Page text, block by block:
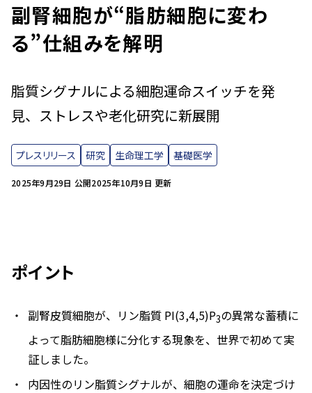
副腎細胞が“脂肪細胞に変わ
る”仕組みを解明
2025年9月29日 公開2025年10月9日 更新
脂質シグナルによる細胞運命スイッチを発
見、ストレスや老化研究に新展開
プレスリリース 研究 生命理工学 基礎医学
ポイント
副腎皮質細胞が、リン脂質 PI(3,4,5)P3の異常な蓄積に
よって脂肪細胞様に分化する現象を、世界で初めて実
証しました。
内因性のリン脂質シグナルが、細胞の運命を決定づけ